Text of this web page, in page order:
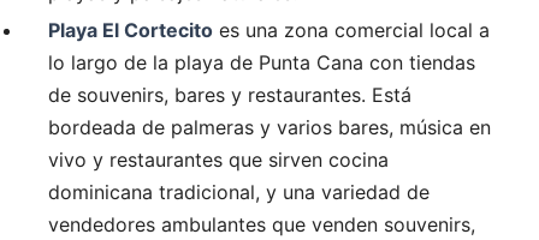
Playa El Cortecito es una zona comercial local a
lo largo de la playa de Punta Cana con tiendas
de souvenirs, bares y restaurantes. Está
bordeada de palmeras y varios bares, música en
vivo y restaurantes que sirven cocina
dominicana tradicional, y una variedad de
vendedores ambulantes que venden souvenirs,